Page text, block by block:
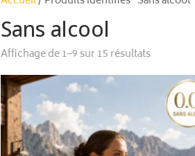
Sans alcool
Affichage de 1–9 sur 15 résultats